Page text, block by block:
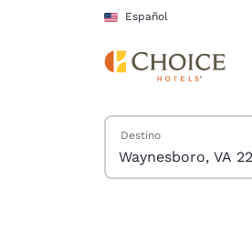
Pasar A Contenido Principal
Español
Buscar hoteles
Destino